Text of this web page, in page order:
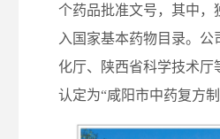
个药品批准文号，其中，
入国家基本药物目录。
化厅、陕西省科学技术厅
认定为“咸阳市中药复方